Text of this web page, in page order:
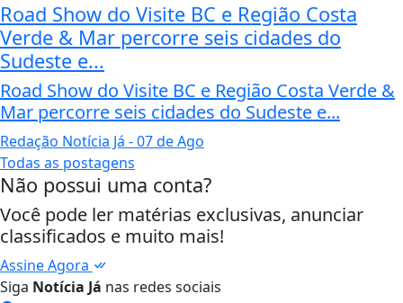
Road Show do Visite BC e Região Costa
Verde & Mar percorre seis cidades do
Sudeste e...
Road Show do Visite BC e Região Costa Verde &
Mar percorre seis cidades do Sudeste e...
Redação Notícia Já - 07 de Ago
Todas as postagens
Não possui uma conta?
Você pode ler matérias exclusivas, anunciar
classificados e muito mais!
Assine Agora
Siga Notícia Já nas redes sociais